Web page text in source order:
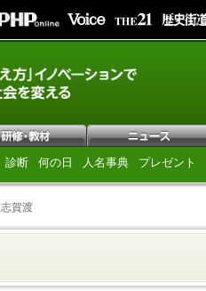
診断 何の日 人名事典 プレゼント
志賀渡